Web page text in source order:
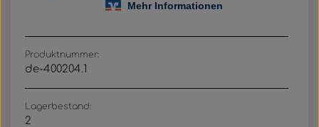
Produktnummer:
de-400204.1
Lagerbestand:
2